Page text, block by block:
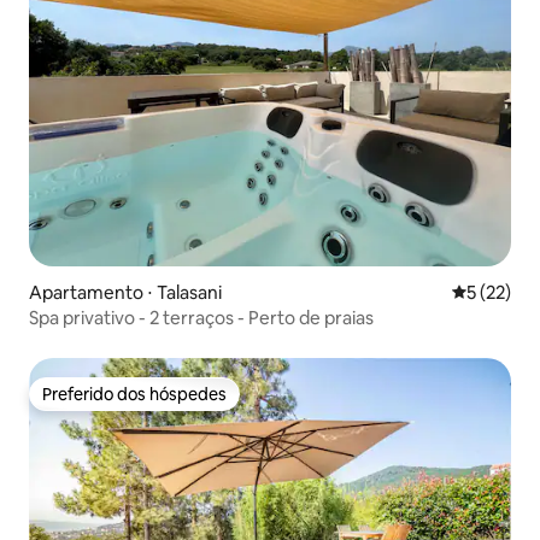
Apartamento ⋅ Talasani 5 de uma
5 (22)
Spa privativo - 2 terraços - Perto de praias
Preferido dos hóspedes
Preferido dos hóspedes